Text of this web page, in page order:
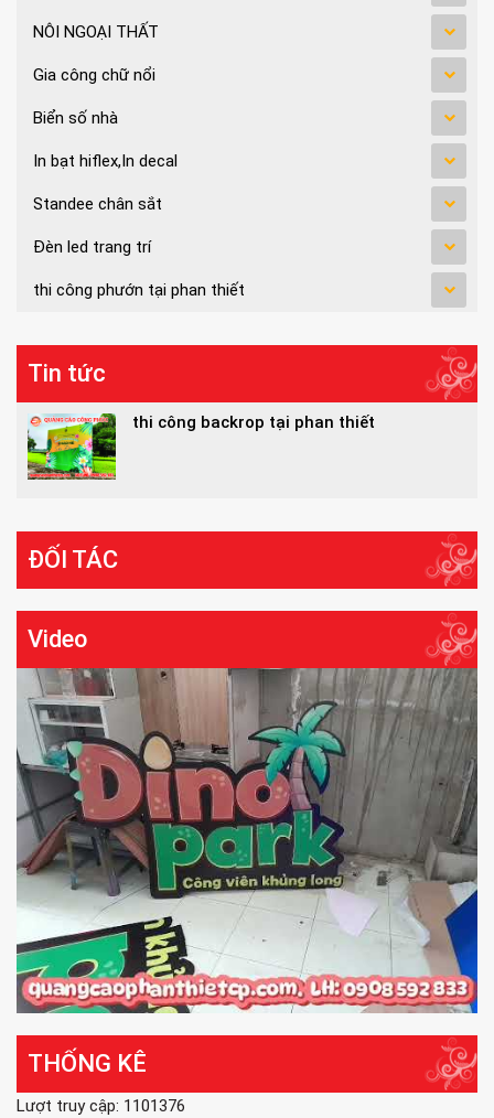
NÔI NGOẠI THẤT
Gia công chữ nổi
Biển số nhà
In bạt hiflex,In decal
Standee chân sắt
Đèn led trang trí
thi công phướn tại phan thiết
Tin tức
thi công backrop tại phan thiết
ĐỐI TÁC
Video
THỐNG KÊ
Lượt truy cập: 1101376